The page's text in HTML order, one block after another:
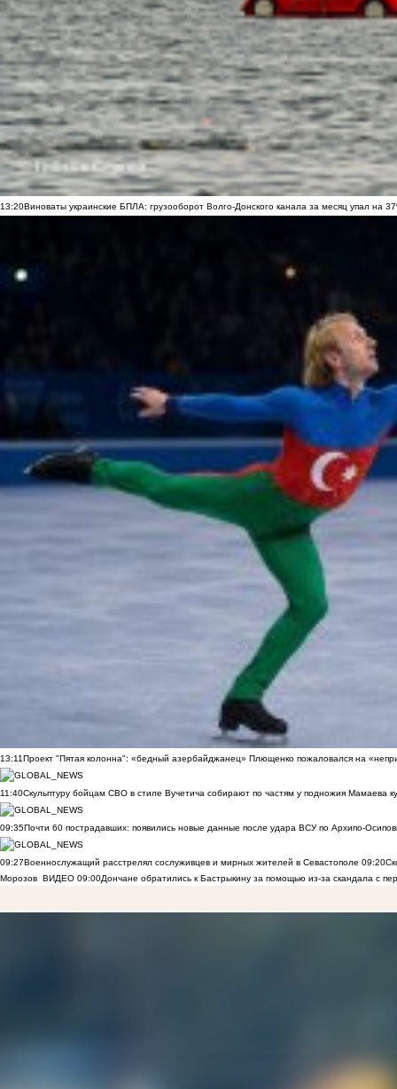
13:20Виноваты украинские БПЛА: грузооборот Волго-Донского канала за месяц упал на
13:11Проект "Пятая колонна": «бедный азербайджанец» Плющенко пожаловался на
11:40Скульптуру бойцам СВО в стиле Вучетича собирают по частям у подножия Мамаева
09:35Почти 60 пострадавших: появились новые данные после удара ВСУ по Архипо-
09:27Военнослужащий расстрелял сослуживцев и мирных жителей в Севастополе 09:20
Морозов ВИДЕО 09:00Дончане обратились к Бастрыкину за помощью из-за скандала с